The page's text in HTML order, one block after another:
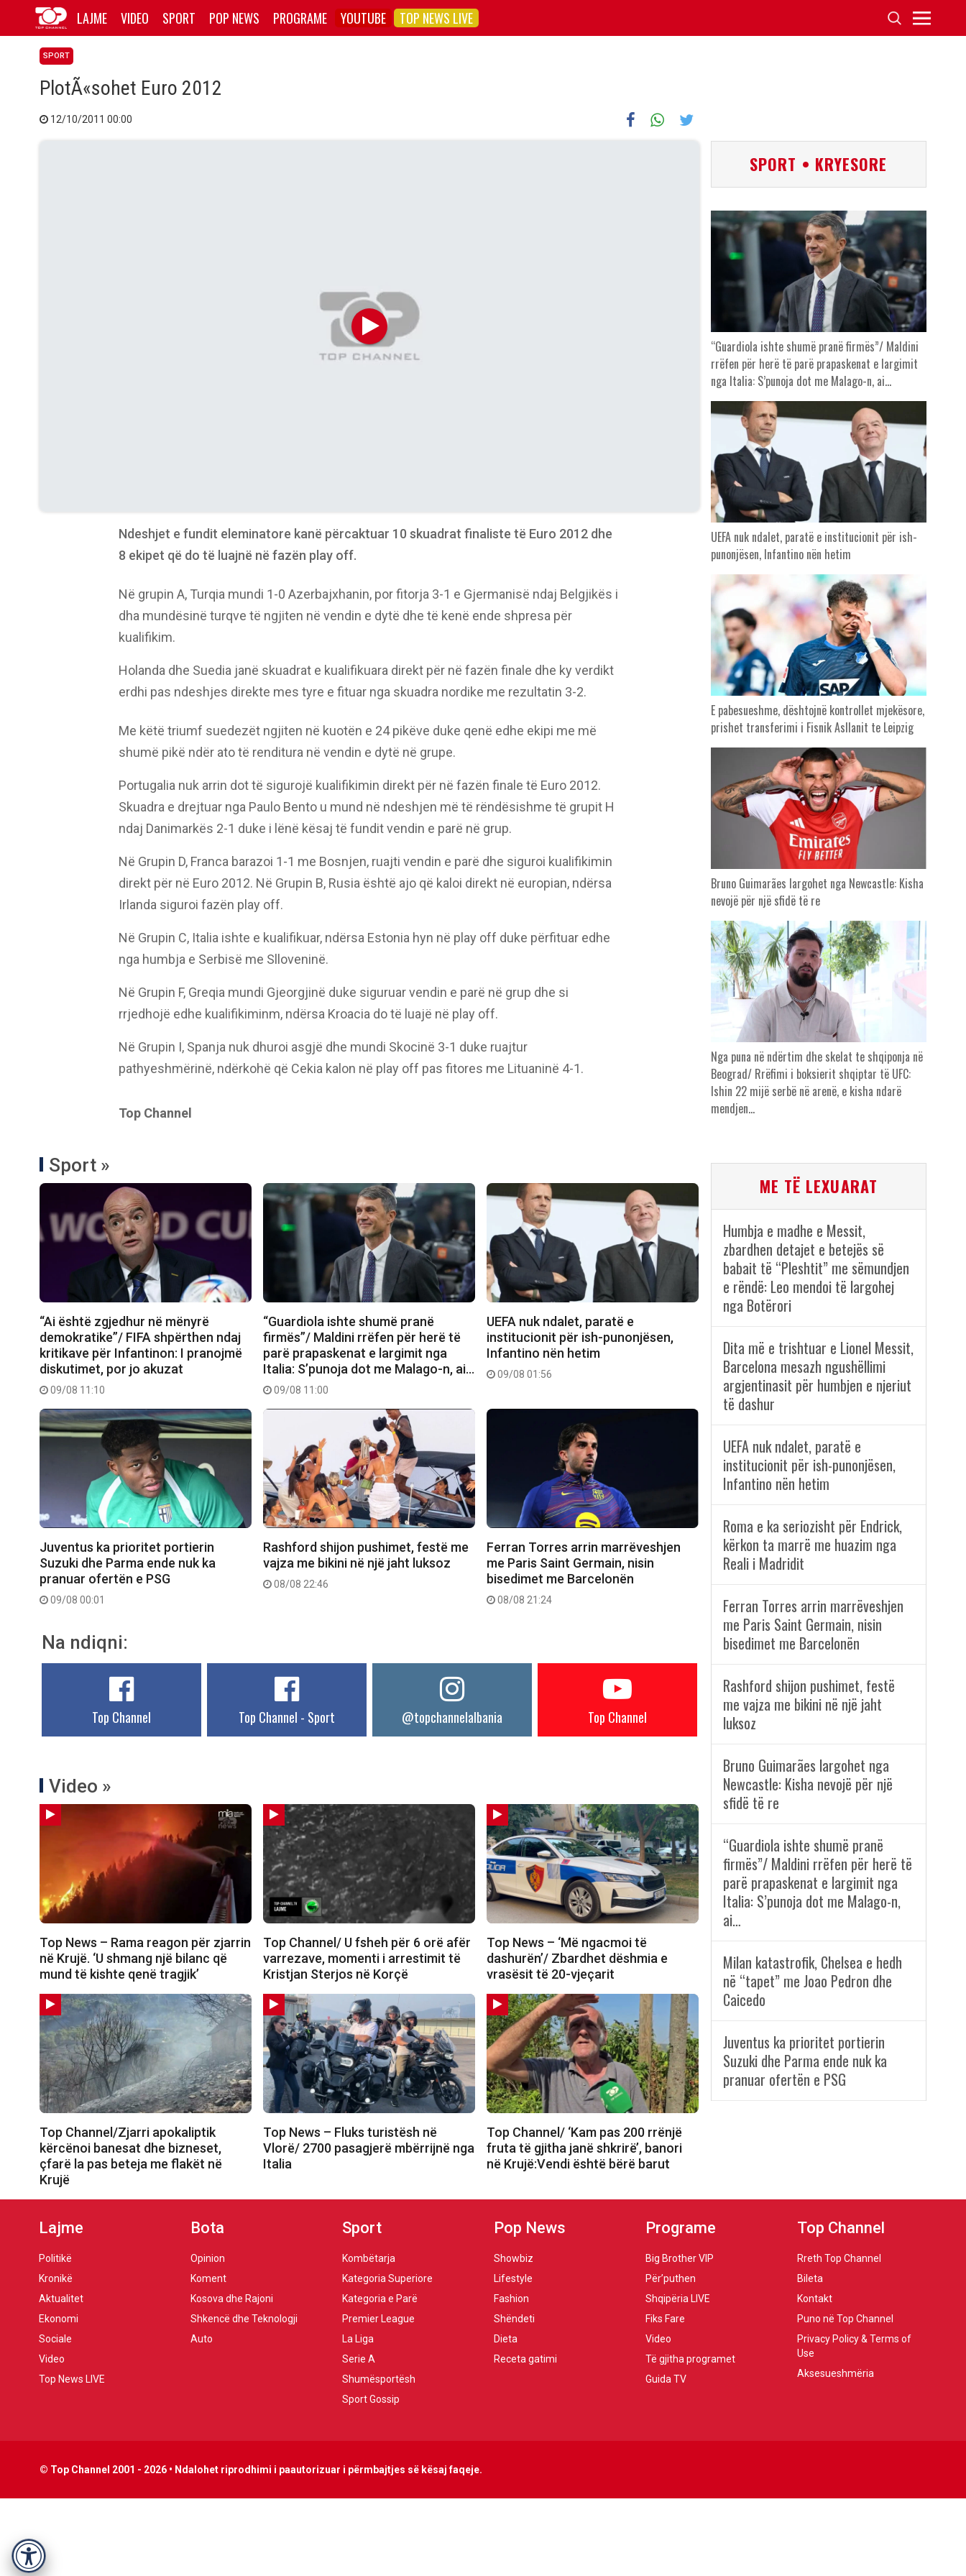
LAJME VIDEO SPORT POP NEWS PROGRAME YOUTUBE TOP NEWS LIVE
SPORT
PlotÃ«sohet Euro 2012
12/10/2011 00:00
Ndeshjet e fundit eleminatore kanë përcaktuar 10 skuadrat finaliste të Euro 2012 dhe
8 ekipet që do të luajnë në fazën play off.
Në grupin A, Turqia mundi 1-0 Azerbajxhanin, por fitorja 3-1 e Gjermanisë ndaj Belgjikës i
dha mundësinë turqve të ngjiten në vendin e dytë dhe të kenë ende shpresa për
kualifikim.
Holanda dhe Suedia janë skuadrat e kualifikuara direkt për në fazën finale dhe ky verdikt
erdhi pas ndeshjes direkte mes tyre e fituar nga skuadra nordike me rezultatin 3-2.
Me këtë triumf suedezët ngjiten në kuotën e 24 pikëve duke qenë edhe ekipi me më
shumë pikë ndër ato të renditura në vendin e dytë në grupe.
Portugalia nuk arrin dot të sigurojë kualifikimin direkt për në fazën finale të Euro 2012.
Skuadra e drejtuar nga Paulo Bento u mund në ndeshjen më të rëndësishme të grupit H
ndaj Danimarkës 2-1 duke i lënë kësaj të fundit vendin e parë në grup.
Në Grupin D, Franca barazoi 1-1 me Bosnjen, ruajti vendin e parë dhe siguroi kualifikimin
direkt për në Euro 2012. Në Grupin B, Rusia është ajo që kaloi direkt në europian, ndërsa
Irlanda siguroi fazën play off.
Në Grupin C, Italia ishte e kualifikuar, ndërsa Estonia hyn në play off duke përfituar edhe
nga humbja e Serbisë me Slloveninë.
Në Grupin F, Greqia mundi Gjeorgjinë duke siguruar vendin e parë në grup dhe si
rrjedhojë edhe kualifikiminm, ndërsa Kroacia do të luajë në play off.
Në Grupin I, Spanja nuk dhuroi asgjë dhe mundi Skocinë 3-1 duke ruajtur
pathyeshmërinë, ndërkohë që Cekia kalon në play off pas fitores me Lituaninë 4-1.
Top Channel
Sport »
“Ai është zgjedhur në mënyrë
demokratike”/ FIFA shpërthen ndaj
kritikave për Infantinon: I pranojmë
diskutimet, por jo akuzat
09/08 11:10
“Guardiola ishte shumë pranë
firmës”/ Maldini rrëfen për herë të
parë prapaskenat e largimit nga
Italia: S’punoja dot me Malago-n, ai…
09/08 11:00
UEFA nuk ndalet, paratë e
institucionit për ish-punonjësen,
Infantino nën hetim
09/08 01:56
Juventus ka prioritet portierin
Suzuki dhe Parma ende nuk ka
pranuar ofertën e PSG
09/08 00:01
Rashford shijon pushimet, festë me
vajza me bikini në një jaht luksoz
08/08 22:46
Ferran Torres arrin marrëveshjen
me Paris Saint Germain, nisin
bisedimet me Barcelonën
08/08 21:24
Na ndiqni:
Top Channel Top Channel - Sport @topchannelalbania Top Channel
Video »
Top News – Rama reagon për zjarrin
në Krujë. ‘U shmang një bilanc që
mund të kishte qenë tragjik’
Top Channel/ U fsheh për 6 orë afër
varrezave, momenti i arrestimit të
Kristjan Sterjos në Korçë
Top News – ‘Më ngacmoi të
dashurën’/ Zbardhet dëshmia e
vrasësit të 20-vjeçarit
Top Channel/Zjarri apokaliptik
kërcënoi banesat dhe bizneset,
çfarë la pas beteja me flakët në
Krujë
Top News – Fluks turistësh në
Vlorë/ 2700 pasagjerë mbërrijnë nga
Italia
Top Channel/ ‘Kam pas 200 rrënjë
fruta të gjitha janë shkrirë’, banori
në Krujë:Vendi është bërë barut
SPORT • KRYESORE
“Guardiola ishte shumë pranë firmës”/ Maldini
rrëfen për herë të parë prapaskenat e largimit
nga Italia: S’punoja dot me Malago-n, ai…
UEFA nuk ndalet, paratë e institucionit për ish-
punonjësen, Infantino nën hetim
E pabesueshme, dështojnë kontrollet mjekësore,
prishet transferimi i Fisnik Asllanit te Leipzig
Bruno Guimarães largohet nga Newcastle: Kisha
nevojë për një sfidë të re
Nga puna në ndërtim dhe skelat te shqiponja në
Beograd/ Rrëfimi i boksierit shqiptar të UFC:
Ishin 22 mijë serbë në arenë, e kisha ndarë
mendjen…
ME TË LEXUARAT
Humbja e madhe e Messit,
zbardhen detajet e betejës së
babait të “Pleshtit” me sëmundjen
e rëndë: Leo mendoi të largohej
nga Botërori
Dita më e trishtuar e Lionel Messit,
Barcelona mesazh ngushëllimi
argjentinasit për humbjen e njeriut
të dashur
UEFA nuk ndalet, paratë e
institucionit për ish-punonjësen,
Infantino nën hetim
Roma e ka seriozisht për Endrick,
kërkon ta marrë me huazim nga
Reali i Madridit
Ferran Torres arrin marrëveshjen
me Paris Saint Germain, nisin
bisedimet me Barcelonën
Rashford shijon pushimet, festë
me vajza me bikini në një jaht
luksoz
Bruno Guimarães largohet nga
Newcastle: Kisha nevojë për një
sfidë të re
“Guardiola ishte shumë pranë
firmës”/ Maldini rrëfen për herë të
parë prapaskenat e largimit nga
Italia: S’punoja dot me Malago-n,
ai…
Milan katastrofik, Chelsea e hedh
në “tapet” me Joao Pedron dhe
Caicedo
Juventus ka prioritet portierin
Suzuki dhe Parma ende nuk ka
pranuar ofertën e PSG
Lajme
Politikë
Kronikë
Aktualitet
Ekonomi
Sociale
Video
Top News LIVE
Bota
Opinion
Koment
Kosova dhe Rajoni
Shkencë dhe Teknologji
Auto
Sport
Kombëtarja
Kategoria Superiore
Kategoria e Parë
Premier League
La Liga
Serie A
Shumësportësh
Sport Gossip
Pop News
Showbiz
Lifestyle
Fashion
Shëndeti
Dieta
Receta gatimi
Programe
Big Brother VIP
Për’puthen
Shqipëria LIVE
Fiks Fare
Video
Të gjitha programet
Guida TV
Top Channel
Rreth Top Channel
Bileta
Kontakt
Puno në Top Channel
Privacy Policy & Terms of
Use
Aksesueshmëria
© Top Channel 2001 - 2026 • Ndalohet riprodhimi i paautorizuar i përmbajtjes së kësaj faqeje.